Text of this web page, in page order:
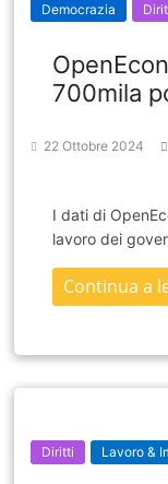
Democrazia
700mila
22 Ottobre 2024
I dati di
lavoro dei
Continua a
Diritti Lavoro &